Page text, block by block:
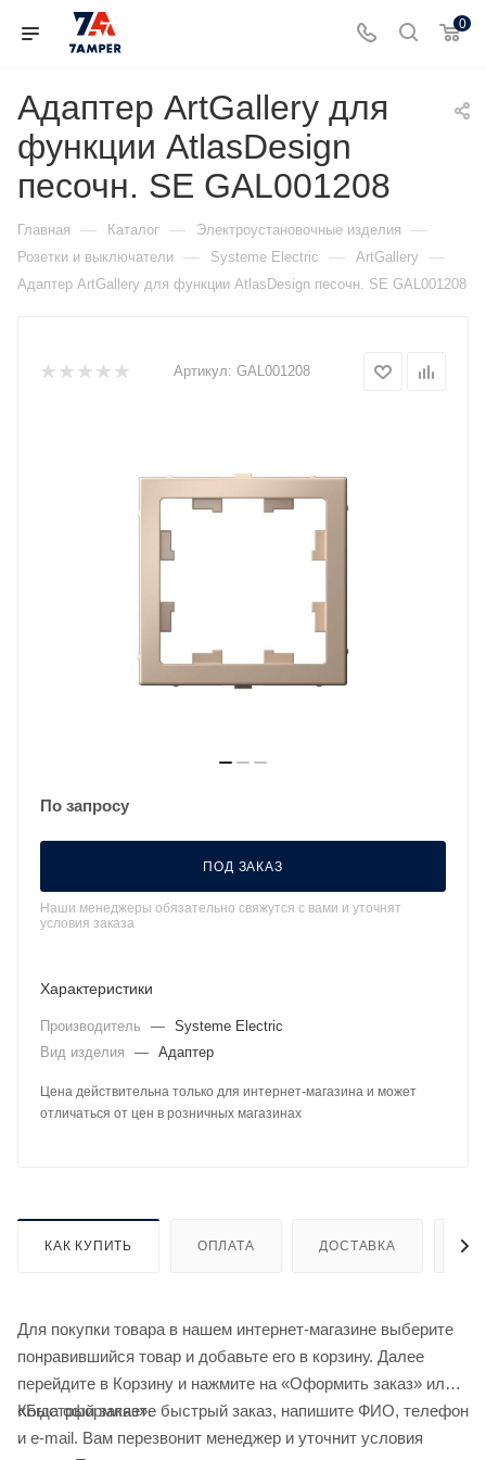
0
Адаптер ArtGallery для
функции AtlasDesign
песочн. SE GAL001208
Главная — Каталог — Электроустановочные изделия —
Розетки и выключатели — Systeme Electric — ArtGallery —
Адаптер ArtGallery для функции AtlasDesign песочн. SE GAL001208
Артикул: GAL001208
По запросу
ПОД ЗАКАЗ
Наши менеджеры обязательно свяжутся с вами и уточнят
условия заказа
Характеристики
Производитель — Systeme Electric
Вид изделия
— Адаптер
Цена действительна только для интернет-магазина и может
отличаться от цен в розничных магазинах
КАК КУПИТЬ ОПЛАТА ДОСТАВКА
Для покупки товара в нашем интернет-магазине выберите
понравившийся товар и добавьте его в корзину. Далее
перейдите в Корзину и нажмите на «Оформить заказ» или
«Быстрый заказ».
Когда оформляете быстрый заказ, напишите ФИО, телефон
и e-mail. Вам перезвонит менеджер и уточнит условия